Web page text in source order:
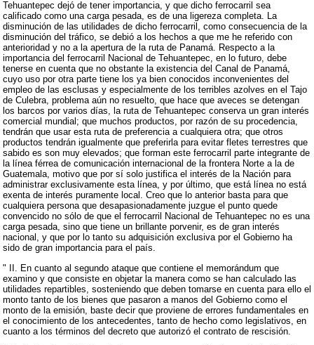
Tehuantepec dejó de tener importancia, y que dicho ferrocarril sea
calificado como una carga pesada, es de una ligereza completa. La
disminución de las utilidades de dicho ferrocarril, como consecuencia de la
disminución del tráfico, se debió a los hechos a que me he referido con
anterioridad y no a la apertura de la ruta de Panamá. Respecto a la
importancia del ferrocarril Nacional de Tehuantepec, en lo futuro, debe
tenerse en cuenta que no obstante la existencia del Canal de Panamá,
cuyo uso por otra parte tiene los ya bien conocidos inconvenientes del
empleo de las esclusas y especialmente de los terribles azolves en el Tajo
de Culebra, problema aún no resuelto, que hace que aveces se detengan
los barcos por varios días, la ruta de Tehuantepec conserva un gran interés
comercial mundial; que muchos productos, por razón de su procedencia,
tendrán que usar esta ruta de preferencia a cualquiera otra; que otros
productos tendrán igualmente que preferirla para evitar fletes terrestres que
sabido es son muy elevados; que forman este ferrocarril parte integrante de
la línea férrea de comunicación internacional de la frontera Norte a la de
Guatemala, motivo que por sí solo justifica el interés de la Nación para
administrar exclusivamente esta línea, y por último, que está línea no está
exenta de interés puramente local. Creo que lo anterior basta para que
cualquiera persona que desapasionadamente juzgue el punto quede
convencido no sólo de que el ferrocarril Nacional de Tehuantepec no es una
carga pesada, sino que tiene un brillante porvenir, es de gran interés
nacional, y que por lo tanto su adquisición exclusiva por el Gobierno ha
sido de gran importancia para el país.
" II. En cuanto al segundo ataque que contiene el memorándum que
examino y que consiste en objetar la manera como se han calculado las
utilidades repartibles, sosteniendo que deben tomarse en cuenta para ello el
monto tanto de los bienes que pasaron a manos del Gobierno como el
monto de la emisión, baste decir que proviene de errores fundamentales en
el conocimiento de los antecedentes, tanto de hecho como legislativos, en
cuanto a los términos del decreto que autorizó el contrato de rescisión.